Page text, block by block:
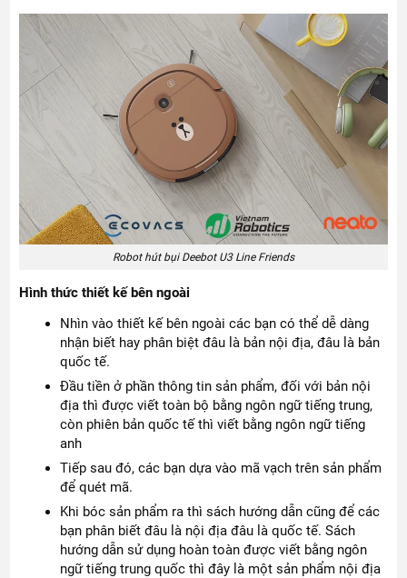
Robot hút bụi Deebot U3 Line Friends
Hình thức thiết kế bên ngoài
Nhìn vào thiết kế bên ngoài các bạn có thể dễ dàng
nhận biết hay phân biệt đâu là bản nội địa, đâu là bản
quốc tế.
Đầu tiền ở phần thông tin sản phẩm, đối với bản nội
địa thì được viết toàn bộ bằng ngôn ngữ tiếng trung,
còn phiên bản quốc tế thì viết bằng ngôn ngữ tiếng
anh
Tiếp sau đó, các bạn dựa vào mã vạch trên sản phẩm
để quét mã.
Khi bóc sản phẩm ra thì sách hướng dẫn cũng để các
bạn phân biết đâu là nội địa đâu là quốc tế. Sách
hướng dẫn sử dụng hoàn toàn được viết bằng ngôn
ngữ tiếng trung quốc thì đây là một sản phẩm nội địa